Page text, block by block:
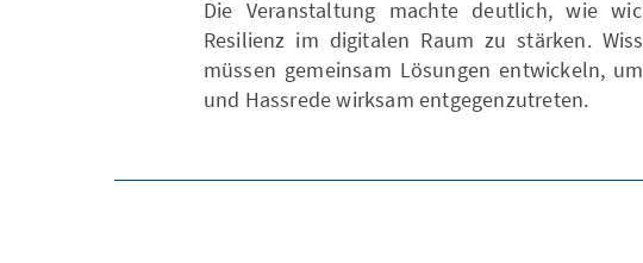
Die Veranstaltung machte deutlich, wie
Resilienz im digitalen Raum zu stärken.
müssen gemeinsam Lösungen entwickeln,
und Hassrede wirksam entgegenzutreten.